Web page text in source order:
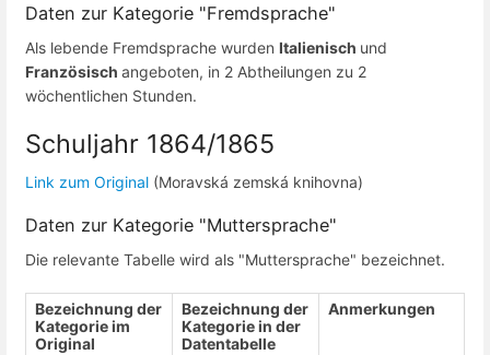
Daten zur Kategorie "Fremdsprache"
Als lebende Fremdsprache wurden Italienisch und
Französisch angeboten, in 2 Abtheilungen zu 2
wöchentlichen Stunden.
Schuljahr 1864/1865
Link zum Original (Moravská zemská knihovna)
Daten zur Kategorie "Muttersprache"
Die relevante Tabelle wird als "Muttersprache" bezeichnet.
Bezeichnung der
Kategorie im
Original
Bezeichnung der
Kategorie in der
Datentabelle
Anmerkungen